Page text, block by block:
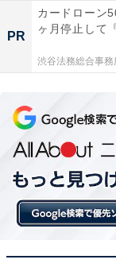
1位に輝いたの
福井県は、かつ
物「羽二重」が
雅な質感を和菓
め細かな餅粉と
ことで、絹のよ
ような独特の食
幅広い世代に愛
回答者からは「
ょっとした休憩
（40代男性／岩
PR
カードローン
ヶ月停止して
渋谷法務総合事務